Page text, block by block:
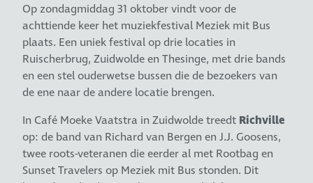
Op zondagmiddag 31 oktober vindt voor de
achttiende keer het muziekfestival Meziek mit Bus
plaats. Een uniek festival op drie locaties in
Ruischerbrug, Zuidwolde en Thesinge, met drie bands
en een stel ouderwetse bussen die de bezoekers van
de ene naar de andere locatie brengen.
In Café Moeke Vaatstra in Zuidwolde treedt Richville
op: de band van Richard van Bergen en J.J. Goosens,
twee roots-veteranen die eerder al met Rootbag en
Sunset Travelers op Meziek mit Bus stonden. Dit